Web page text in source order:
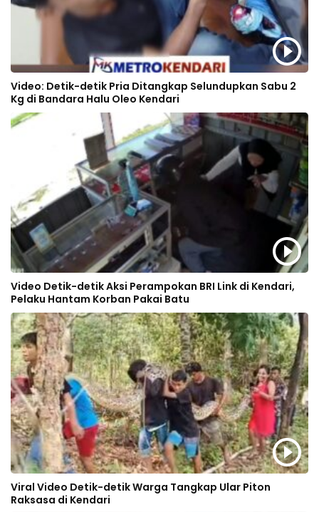
Video: Detik-detik Pria Ditangkap Selundupkan Sabu 2
Kg di Bandara Halu Oleo Kendari
Video Detik-detik Aksi Perampokan BRI Link di Kendari,
Pelaku Hantam Korban Pakai Batu
Viral Video Detik-detik Warga Tangkap Ular Piton
Raksasa di Kendari